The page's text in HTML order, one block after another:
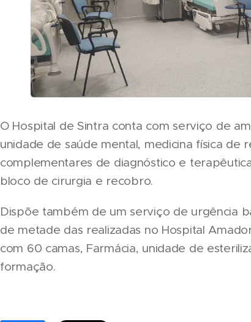
O Hospital de Sintra conta com serviço de
unidade de saúde mental, medicina física de
complementares de diagnóstico e
bloco de cirurgia e recobro.
Dispõe também de um serviço de urgência
de metade das realizadas no Hospital
com 60 camas, Farmácia, unidade de
formação.